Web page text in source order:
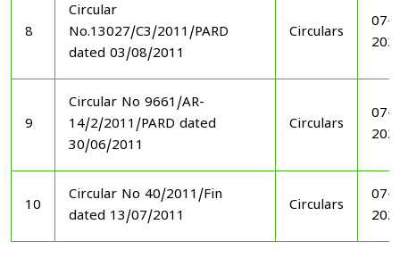
8
Circular
No.13027/C3/2011/PARD
dated 03/08/2011
Circulars
07-
9
Circular No 9661/AR-
14/2/2011/PARD dated
30/06/2011
Circulars
07-
10
Circular No 40/2011/Fin
dated 13/07/2011
Circulars
07-